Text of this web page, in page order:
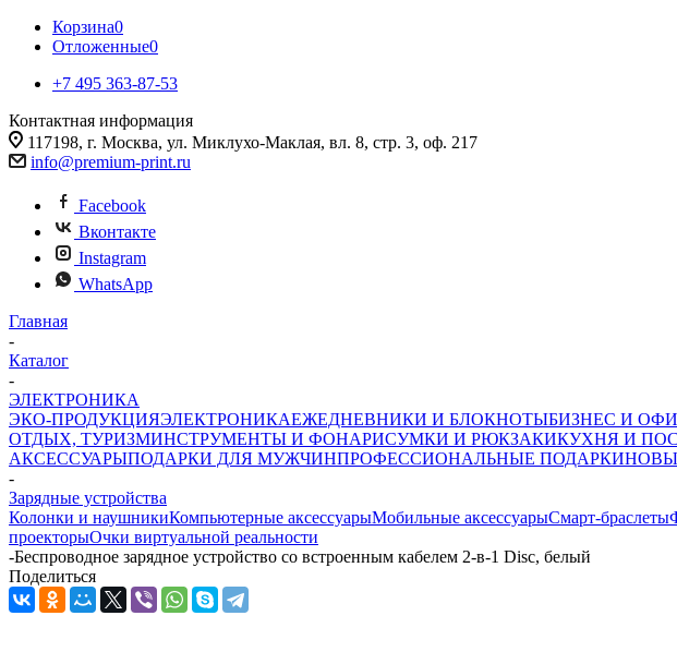
Корзина0
Отложенные0
+7 495 363-87-53
Контактная информация
117198, г. Москва, ул. Миклухо-Маклая, вл. 8, стр. 3, оф. 217
info@premium-print.ru
Facebook
Вконтакте
Instagram
WhatsApp
Главная
-
Каталог
-
ЭЛЕКТРОНИКА
ЭКО-ПРОДУКЦИЯЭЛЕКТРОНИКАЕЖЕДНЕВНИКИ И БЛОКНОТЫБИЗНЕС И
ОТДЫХ, ТУРИЗМИНСТРУМЕНТЫ И ФОНАРИСУМКИ И РЮКЗАКИКУХНЯ И
АКСЕССУАРЫПОДАРКИ ДЛЯ МУЖЧИНПРОФЕССИОНАЛЬНЫЕ ПОДАРКИ
-
Зарядные устройства
Колонки и наушникиКомпьютерные аксессуарыМобильные аксессуарыСмарт-браслеты
проекторыОчки виртуальной реальности
-Беспроводное зарядное устройство со встроенным кабелем 2-в-1 Disc, белый
Поделиться